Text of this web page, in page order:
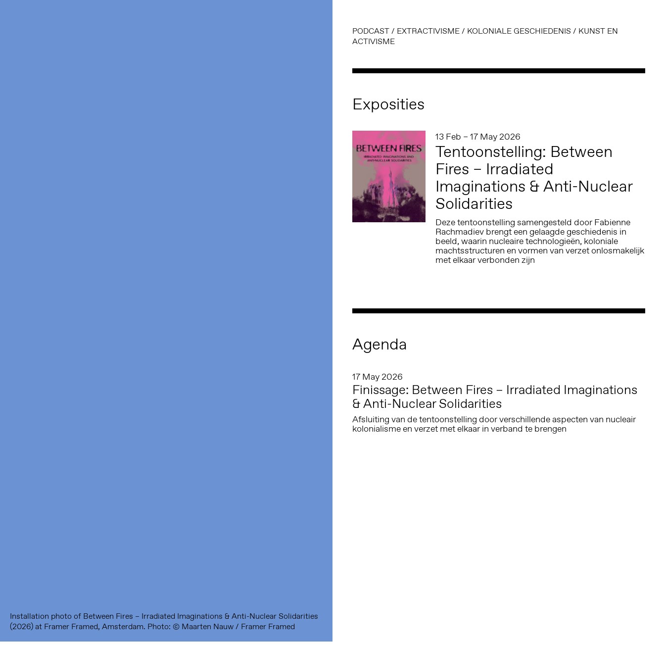
Installation photo of Between Fires – Irradiated Imaginations & Anti-Nuclear Solidarities
(2026) at Framer Framed, Amsterdam. Photo: © Maarten Nauw / Framer Framed
PODCAST/ EXTRACTIVISME/ KOLONIALE GESCHIEDENIS / KUNST EN
ACTIVISME
Exposities
13 Feb – 17 May 2026
Tentoonstelling: Between
Fires – Irradiated
Imaginations & Anti-Nuclear
Solidarities
Deze tentoonstelling samengesteld door Fabienne
Rachmadiev brengt een gelaagde geschiedenis in
beeld, waarin nucleaire technologieën, koloniale
machtsstructuren en vormen van verzet onlosmakelijk
met elkaar verbonden zijn
Agenda
17 May 2026
Finissage: Between Fires – Irradiated Imaginations
& Anti-Nuclear Solidarities
Afsluiting van de tentoonstelling door verschillende aspecten van nucleair
kolonialisme en verzet met elkaar in verband te brengen